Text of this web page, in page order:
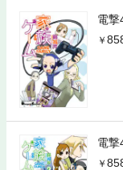
電
電